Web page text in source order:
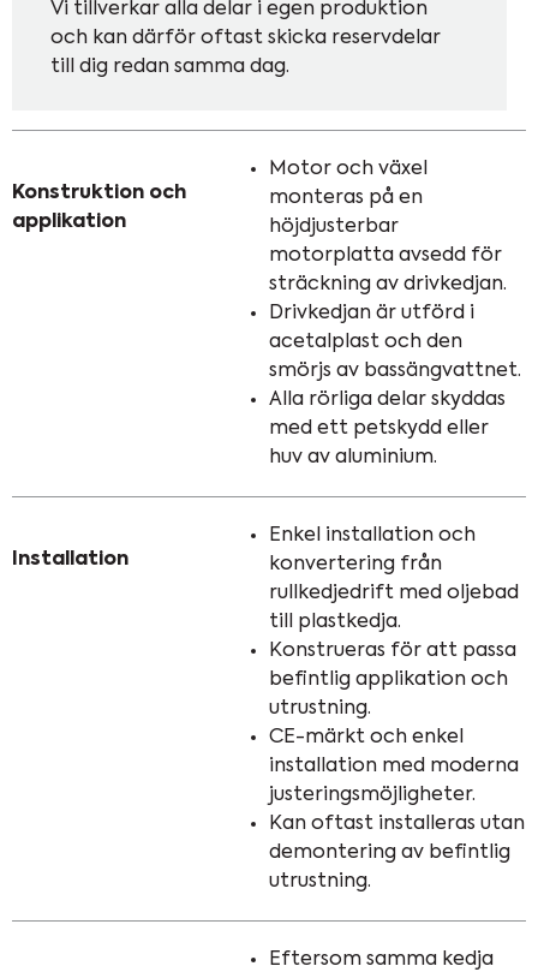
Vi tillverkar alla delar i egen produktion
och kan därför oftast skicka reservdelar
till dig redan samma dag.
Konstruktion och
applikation
Motor och växel
monteras på en
höjdjusterbar
motorplatta avsedd för
sträckning av drivkedjan.
Drivkedjan är utförd i
acetalplast och den
smörjs av bassängvattnet.
Alla rörliga delar skyddas
med ett petskydd eller
huv av aluminium.
Installation
Enkel installation och
konvertering från
rullkedjedrift med oljebad
till plastkedja.
Konstrueras för att passa
befintlig applikation och
utrustning.
CE-märkt och enkel
installation med moderna
justeringsmöjligheter.
Kan oftast installeras utan
demontering av befintlig
utrustning.
Eftersom samma kedja